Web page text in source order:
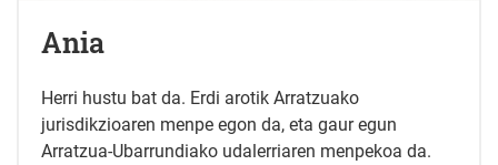
Ania
Herri hustu bat da. Erdi arotik Arratzuako
jurisdikzioaren menpe egon da, eta gaur egun
Arratzua-Ubarrundiako udalerriaren menpekoa da.